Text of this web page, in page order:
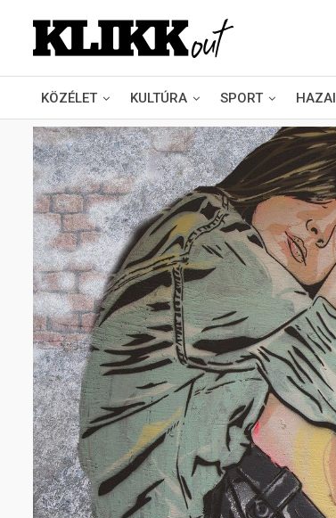
KÖZÉLET KULTÚRA SPORT HAZAI